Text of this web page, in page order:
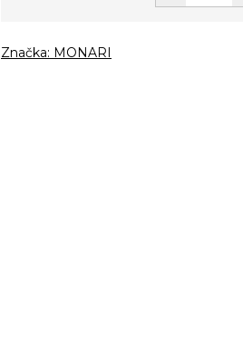
Značka: MONARI